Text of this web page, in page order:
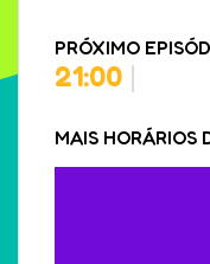
PRÓXIMO
21:00 |
MAIS HORÁRIOS